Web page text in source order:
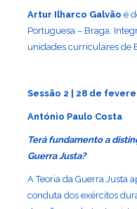
Artur Ilharco Galvão é
Portuguesa – Braga.
unidades curriculares de
Sessão 2 | 28 de
António Paulo Costa
Terá fundamento a
Guerra Justa?
A Teoria da Guerra Justa
conduta dos exércitos